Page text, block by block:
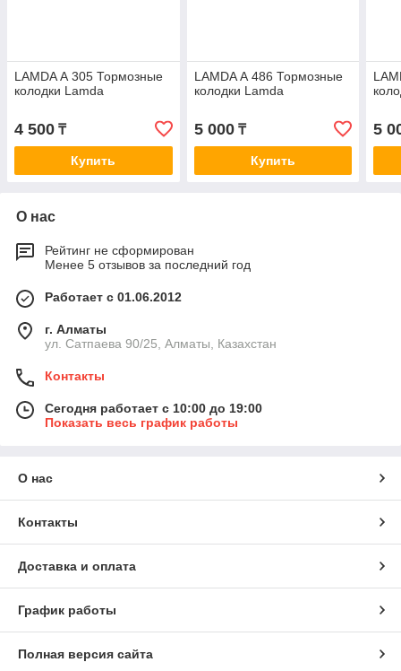
LAMDA А 305 Тормозные
колодки Lamda
4 500 ₸
Купить
LAMDA А 486 Тормозные
колодки Lamda
5 000₸
Купить
5
О нас
Рейтинг не сформирован
Менее 5 отзывов за последний год
Работает с 01.06.2012
г. Алматы
ул. Сатпаева 90/25, Алматы, Казахстан
Контакты
Сегодня работает с 10:00 до 19:00
Показать весь график работы
О нас
Контакты
Доставка и оплата
График работы
Полная версия сайта